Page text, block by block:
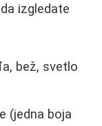
izgledate
bež, svetlo
(jedna boja